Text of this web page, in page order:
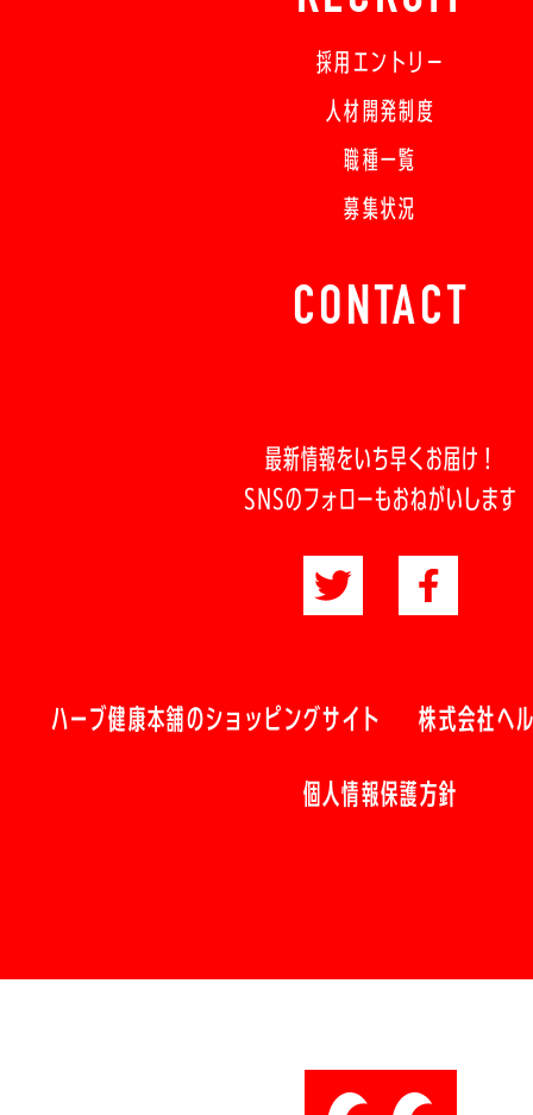
採用エントリー
人材開発制度
職種一覧
募集状況
CONTACT
最新情報をいち早くお届け！
SNSのフォローもおねがいします
ハーブ健康本舗のショッピングサイト 株式会社ヘ
個人情報保護方針